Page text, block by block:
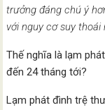
trưởng đáng chú ý
với nguy cơ suy thoái
Thế nghĩa là lạm
đến 24 tháng tới?
Lạm phát đình trệ